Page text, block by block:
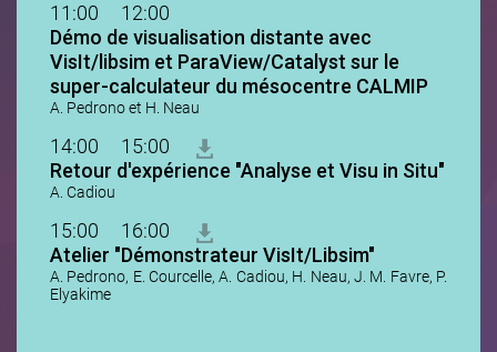
11:00
12:00
Démo de visualisation distante avec
VisIt/libsim et ParaView/Catalyst sur le
super-calculateur du mésocentre CALMIP
A. Pedrono et H. Neau
14:00
15:00
Retour d'expérience "Analyse et Visu in Situ"
A. Cadiou
15:00
16:00
Atelier "Démonstrateur VisIt/Libsim"
A. Pedrono, E. Courcelle, A. Cadiou, H. Neau, J. M. Favre, P.
Elyakime